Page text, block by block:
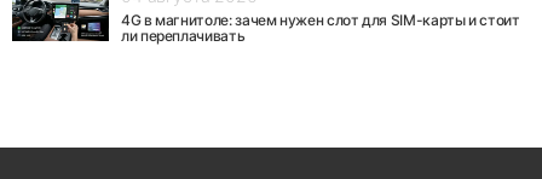
4G в магнитоле: зачем нужен слот для SIM-карты и стоит
ли переплачивать